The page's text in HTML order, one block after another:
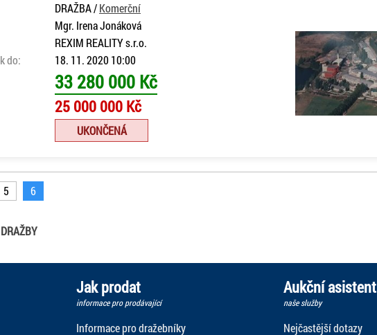
DRAŽBA /Komerční
Mgr. Irena Jonáková
REXIM REALITY s.r.o.
do:
18. 11. 2020 10:00
33 280 000 Kč
25 000 000 Kč
UKONČENÁ
5 6
Jak prodat
informace pro prodávající
Informace pro dražebníky
Aukční asistent
naše služby
Nejčastější dotazy